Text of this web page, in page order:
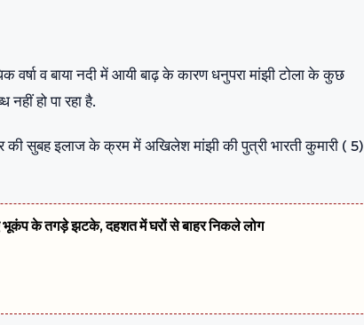
वर्षा व बाया नदी में आयी बाढ़ के कारण धनुपरा मांझी टोला के कुछ
हो पा रहा है.
सुबह इलाज के क्रम में अखिलेश मांझी की पुत्री भारती कुमारी ( 5)
भूकंप के तगड़े झटके, दहशत में घरों से बाहर निकले लोग